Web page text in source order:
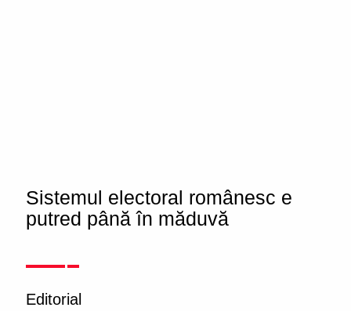
Sistemul electoral românesc e
putred până în măduvă
Editorial